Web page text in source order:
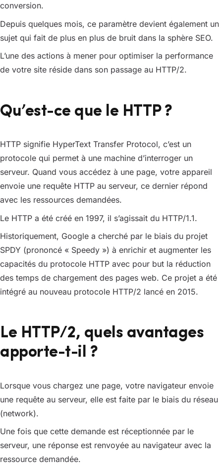
conversion.
Depuis quelques mois, ce paramètre devient également un
sujet qui fait de plus en plus de bruit dans la sphère SEO.
L’une des actions à mener pour optimiser la performance
de votre site réside dans son passage au HTTP/2.
Qu’est-ce que le HTTP ?
HTTP signifie HyperText Transfer Protocol, c’est un
protocole qui permet à une machine d’interroger un
serveur. Quand vous accédez à une page, votre appareil
envoie une requête HTTP au serveur, ce dernier répond
avec les ressources demandées.
Le HTTP a été créé en 1997, il s’agissait du HTTP/1.1.
Historiquement, Google a cherché par le biais du projet
SPDY (prononcé « Speedy ») à enrichir et augmenter les
capacités du protocole HTTP avec pour but la réduction
des temps de chargement des pages web. Ce projet a été
intégré au nouveau protocole HTTP/2 lancé en 2015.
Le HTTP/2, quels avantages
apporte-t-il ?
Lorsque vous chargez une page, votre navigateur envoie
une requête au serveur, elle est faite par le biais du réseau
(network).
Une fois que cette demande est réceptionnée par le
serveur, une réponse est renvoyée au navigateur avec la
ressource demandée.